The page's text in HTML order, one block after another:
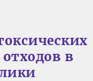
в